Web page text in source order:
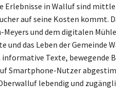
Erlebnisse in Walluf sind
auf seine Kosten kommt.
und dem digitalen
und das Leben der
Texte, bewegende
Smartphone-Nutzer
lebendig und